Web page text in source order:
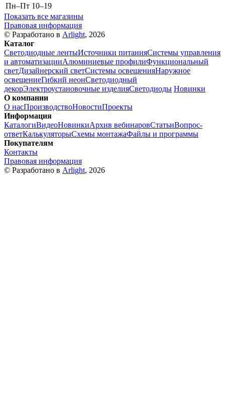
Пн–Пт 10–19
Показать все магазины
Правовая информация
© Разработано в Arlight, 2026
Каталог
Светодиодные лентыИсточники питанияСистемы управления
и автоматизацииАлюминиевые профилиФункциональный
светДизайнерский светСистемы освещенияНаружное
освещениеГибкий неонСветодиодный
декорЭлектроустановочные изделияСветодиоды Новинки
О компании
О насПроизводствоНовостиПроекты
Информация
КаталогиВидеоНовинкиАрхив вебинаровСтатьиВопрос-
ответКалькуляторыСхемы монтажаФайлы и программы
Покупателям
Контакты
Правовая информация
© Разработано в Arlight, 2026